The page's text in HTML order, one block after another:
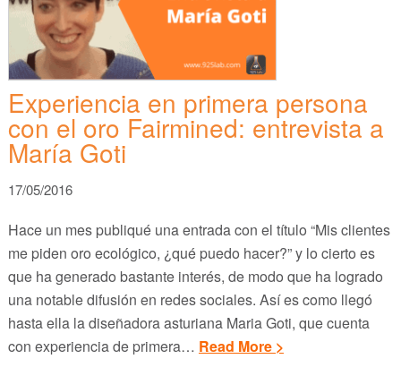
Experiencia en primera persona
con el oro Fairmined: entrevista a
María Goti
17/05/2016
Hace un mes publiqué una entrada con el título “Mis clientes
me piden oro ecológico, ¿qué puedo hacer?” y lo cierto es
que ha generado bastante interés, de modo que ha logrado
una notable difusión en redes sociales. Así es como llegó
hasta ella la diseñadora asturiana Maria Goti, que cuenta
con experiencia de primera… Read More >